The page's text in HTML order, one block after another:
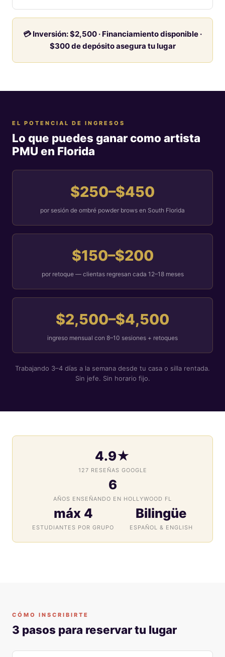
💳 Inversión: $2,500 · Financiamiento disponible ·
$300 de depósito asegura tu lugar
EL POTENCIAL DE INGRESOS
Lo que puedes ganar como artista
PMU en Florida
$250–$450
por sesión de ombré powder brows en South Florida
$150–$200
por retoque — clientas regresan cada 12–18 meses
$2,500–$4,500
ingreso mensual con 8–10 sesiones + retoques
Trabajando 3–4 días a la semana desde tu casa o silla rentada.
Sin jefe. Sin horario fijo.
4.9★
127 RESEÑAS GOOGLE
6
AÑOS ENSEÑANDO EN HOLLYWOOD FL
máx 4
ESTUDIANTES POR GRUPO
Bilingüe
ESPAÑOL & ENGLISH
CÓMO INSCRIBIRTE
3 pasos para reservar tu lugar